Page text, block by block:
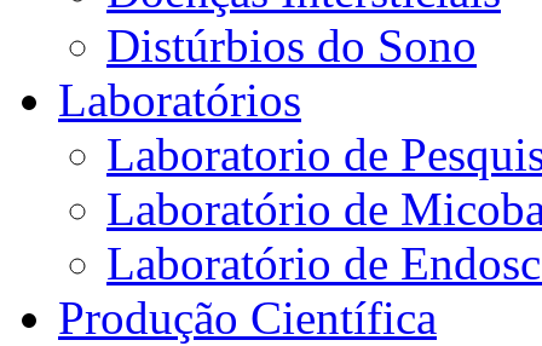
Distúrbios do Sono
Laboratórios
Laboratorio de
Laboratório de
Laboratório de
Produção Científica